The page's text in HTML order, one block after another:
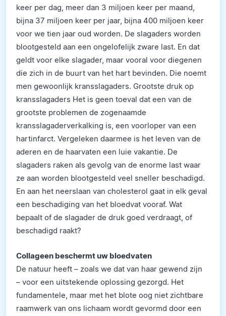
keer per dag, meer dan 3 miljoen keer per maand,
bijna 37 miljoen keer per jaar, bijna 400 miljoen keer
voor we tien jaar oud worden. De slagaders worden
blootgesteld aan een ongelofelijk zware last. En dat
geldt voor elke slagader, maar vooral voor diegenen
die zich in de buurt van het hart bevinden. Die noemt
men gewoonlijk kransslagaders. Grootste druk op
kransslagaders Het is geen toeval dat een van de
grootste problemen de zogenaamde
kransslagaderverkalking is, een voorloper van een
hartinfarct. Vergeleken daarmee is het leven van de
aderen en de haarvaten een luie vakantie. De
slagaders raken als gevolg van de enorme last waar
ze aan worden blootgesteld veel sneller beschadigd.
En aan het neerslaan van cholesterol gaat in elk geval
een beschadiging van het bloedvat vooraf. Wat
bepaalt of de slagader de druk goed verdraagt, of
beschadigd raakt?
Collageen beschermt uw bloedvaten
De natuur heeft – zoals we dat van haar gewend zijn
– voor een uitstekende oplossing gezorgd. Het
fundamentele, maar met het blote oog niet zichtbare
raamwerk van ons lichaam wordt gevormd door een